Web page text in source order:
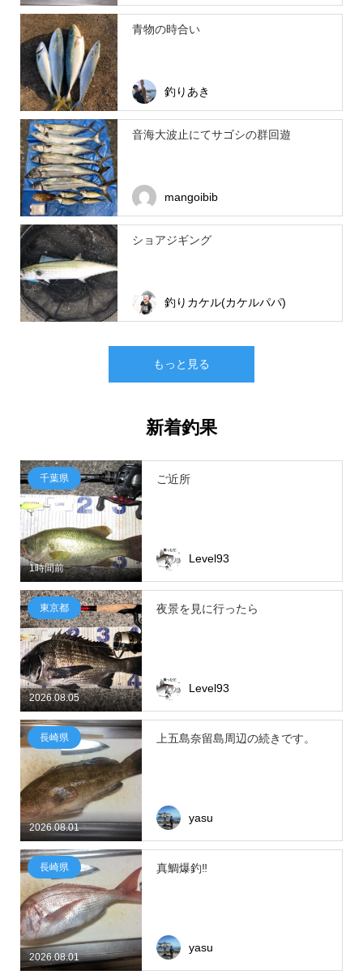
青物の時合い
釣りあき
音海大波止にてサゴシの群回遊
mangoibib
ショアジギング
釣りカケル(カケルパパ)
もっと見る
新着釣果
1時間前
千葉県 ご近所
Level93
2026.08.05
東京都 夜景を見に行ったら
Level93
2026.08.01
長崎県 上五島奈留島周辺の続きです。
yasu
2026.08.01
長崎県 真鯛爆釣‼
yasu